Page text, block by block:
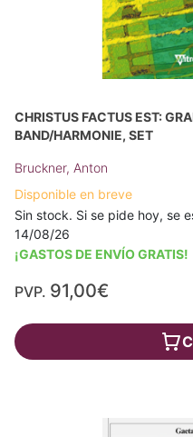
CHRISTUS FACTUS EST:
BAND/HARMONIE, SET
Bruckner, Anton
Disponible en breve
Sin stock. Si se pide hoy, se
14/08/26
¡GASTOS DE ENVÍO GRATIS!
PVP. 91,00€